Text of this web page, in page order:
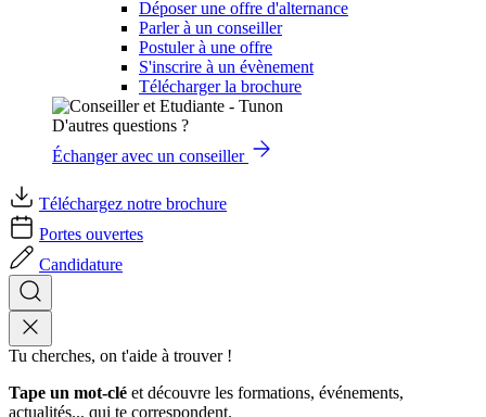
Déposer une offre d'alternance
Parler à un conseiller
Postuler à une offre
S'inscrire à un évènement
Télécharger la brochure
D'autres questions ?
Échanger avec un conseiller
Téléchargez notre brochure
Portes ouvertes
Candidature
Tu cherches, on t'aide à trouver !
Tape un mot-clé et découvre les formations, événements,
actualités... qui te correspondent.